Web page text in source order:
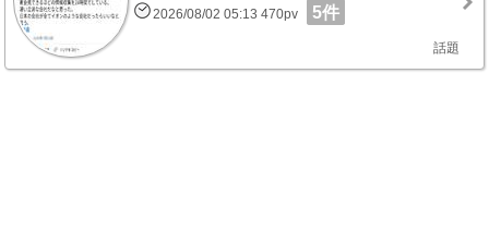
2026/08/02 05:13 470pv 5件
話題